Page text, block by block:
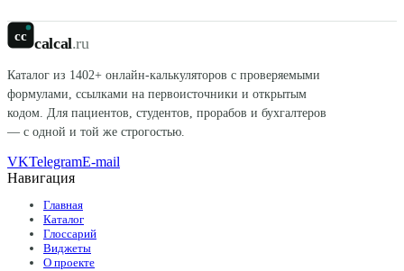
cc calcal.ru
Каталог из 1402+ онлайн-калькуляторов с проверяемыми
формулами, ссылками на первоисточники и открытым
кодом. Для пациентов, студентов, прорабов и бухгалтеров
— с одной и той же строгостью.
VKTelegramE-mail
Навигация
Главная
Каталог
Глоссарий
Виджеты
О проекте